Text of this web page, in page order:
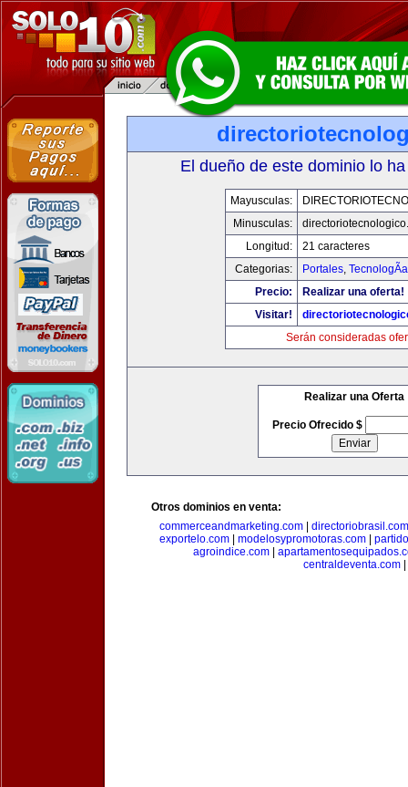
El dueño de este dominio lo
Mayusculas:
Minusculas:
Longitud:
21 caracteres
Categorias:
Portales, TecnologÃ­a
Precio:
Realizar una oferta!
Visitar!
Serán consideradas
Realizar una Oferta
Precio Ofrecido $
Otros dominios en venta:
commerceandmarketing.com| directoriobrasil.com
exportelo.com
modelosypromotoras.com
agroindice.com
centraldeventa.com|